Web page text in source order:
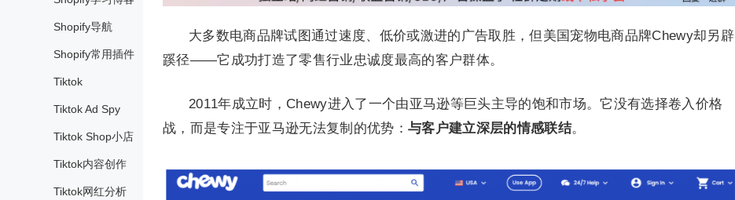
Shopify导航
Shopify常用插件
Tiktok
Tiktok Ad Spy
Tiktok Shop小店
Tiktok内容创作
Tiktok网红分析
大多数电商品牌试图通过速度、低价或激进的广告取胜，但美国宠物电商品牌Chewy却另辟
蹊径——它成功打造了零售行业忠诚度最高的客户群体。
2011年成立时，Chewy进入了一个由亚马逊等巨头主导的饱和市场。它没有选择卷入价格
战，而是专注于亚马逊无法复制的优势： 与客户建立深层的情感联结。